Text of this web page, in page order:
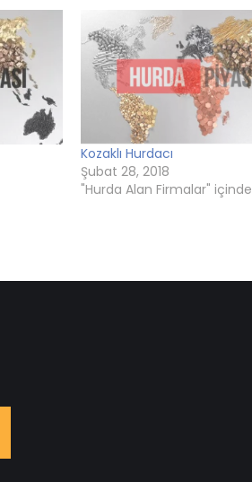
Kozaklı Hurdacı
Şubat 28, 2018
"Hurda Alan Firmalar" içinde